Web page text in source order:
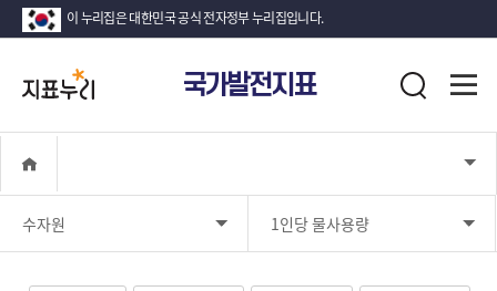
이 누리집은 대한민국 공식 전자정부 누리집입니다.
지
표
누
리
국가발전지표
검
홈
수자원
상
1인당 물사용량지
선